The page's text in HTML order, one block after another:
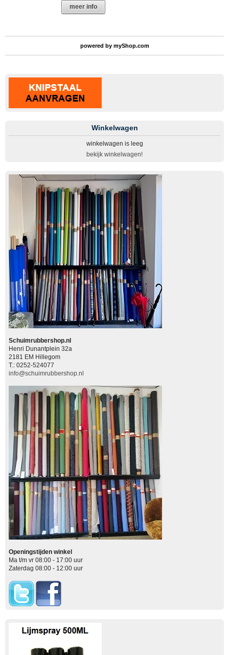
meer info
powered by myShop.com
Winkelwagen
winkelwagen is leeg
bekijk winkelwagen!
Schuimrubbershop.nl
Henri Dunantplein 32a
2181 EM Hillegom
T.: 0252-524077
info@schuimrubbershop.nl
Openingstijden winkel
Ma t/m vr 08:00 - 17:00 uur
Zaterdag 08:00 - 12:00 uur